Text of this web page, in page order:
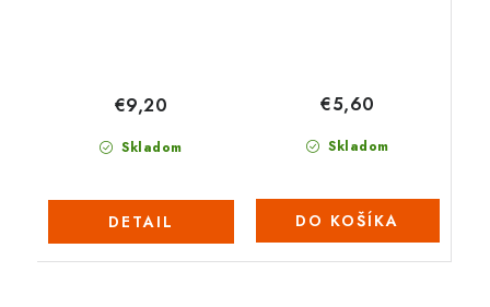
Skladom
€9,20
DETAIL
Skladom
€5,60
DO KOŠÍKA